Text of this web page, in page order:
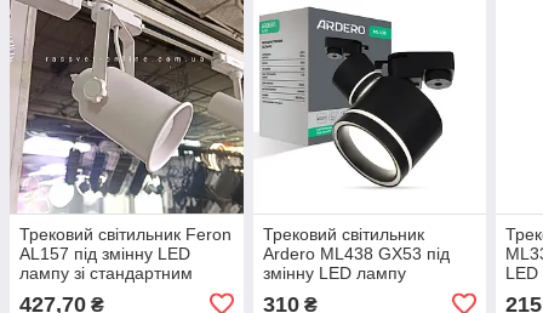
Трековий світильник Feron
AL157 під змінну LED
лампу зі стандартним
патроном Е27 Ø80х226мм
427,70 ₴
Трековий світильник
Ardero ML438 GX53 під
змінну LED лампу
Ø82х125мм IP20 чорний
310₴